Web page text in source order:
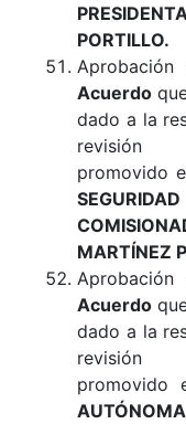
PORTILLO.
Acuerdo
dado a la
revisión
promovido
MARTÍNEZ
Acuerdo
dado a la
revisión
promovido